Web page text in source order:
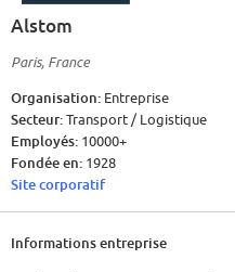
Alstom
Paris, France
Organisation: Entreprise
Secteur:Transport / Logistique
Employés: 10000+
Fondée en: 1928
Site corporatif
Informations entreprise